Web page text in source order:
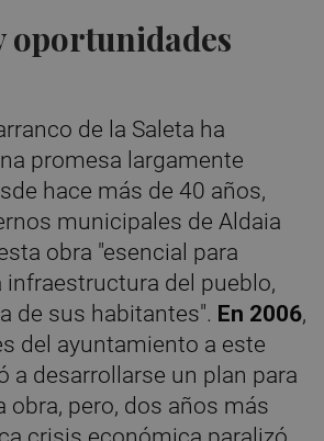
oportunidades
de la Saleta ha
promesa largamente
hace más de 40 años,
municipales de Aldaia
obra "esencial para
infraestructura del pueblo,
de sus habitantes". En 2006,
del ayuntamiento a este
a desarrollarse un plan para
obra, pero, dos años más